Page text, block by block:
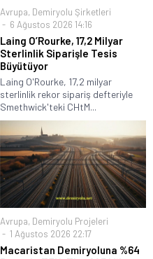
Avrupa, Demiryolu Şirketleri
6 Ağustos 2026 14:16
Laing O’Rourke, 17,2 Milyar
Sterlinlik Siparişle Tesis
Büyütüyor
Laing O'Rourke, 17,2 milyar
sterlinlik rekor sipariş defteriyle
Smethwick'teki CHtM...
Avrupa, Demiryolu Projeleri
1 Ağustos 2026 22:17
Macaristan Demiryoluna %64